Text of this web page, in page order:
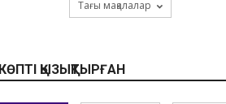
10 миллиард теңге моральдық
тобының әншісі Кенжебек Жанәбілов
Тағы мақалалар
КӨПТІ ҚЫЗЫҚТЫРҒАН